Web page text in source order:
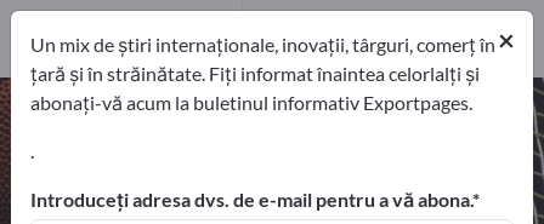
Îmbrăcăminte sport – găsiți
producători și furnizori
exportatori Producători
31
31
×
Un mix de știri internaționale, inovații, târguri, comerț în
țară și în străinătate. Fiți informat înaintea celorlalți și
abonați-vă acum la buletinul informativ Exportpages.
.
Introduceți adresa dvs. de e-mail pentru a vă abona.